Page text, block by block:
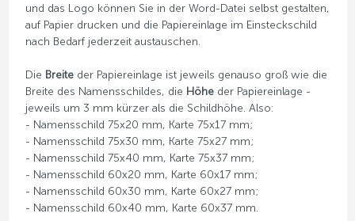
und das Logo können Sie in der Word-Datei selbst gestalten,
auf Papier drucken und die Papiereinlage im Einsteckschild
nach Bedarf jederzeit austauschen.
Die Breiteder Papiereinlage ist jeweils genauso groß wie die
Breite des Namensschildes, die Höheder Papiereinlage -
jeweils um 3 mm kürzer als die Schildhöhe. Also:
- Namensschild 75x20 mm, Karte 75x17 mm;
- Namensschild 75x30 mm, Karte 75x27 mm;
- Namensschild 75x40 mm, Karte 75x37 mm;
- Namensschild 60x20 mm, Karte 60x17 mm;
- Namensschild 60x30 mm, Karte 60x27 mm;
- Namensschild 60x40 mm, Karte 60x37 mm.